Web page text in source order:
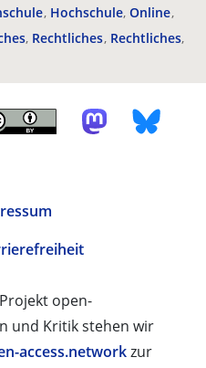
Hochschule Online
Rechtliches Rechtliches
open-
und Kritik stehen wir
access.networkzur